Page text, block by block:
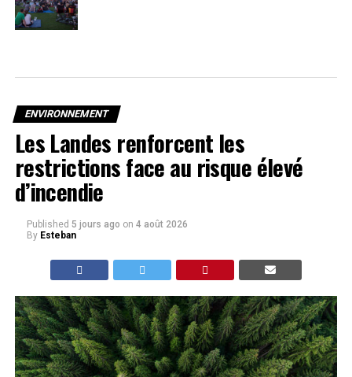
ENVIRONNEMENT
Les Landes renforcent les
restrictions face au risque élevé
d’incendie
Published 5 jours ago on 4 août 2026
By Esteban